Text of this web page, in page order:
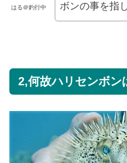
はる＠釣行中
ボンの事を指
2,何故ハリセンボン